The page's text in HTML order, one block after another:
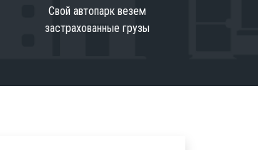
Свой автопарк везем
застрахованные грузы